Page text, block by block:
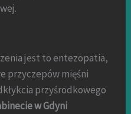
jest to entezopatia,
przyczepów mięśni
przyśrodkowego
w Gdyni